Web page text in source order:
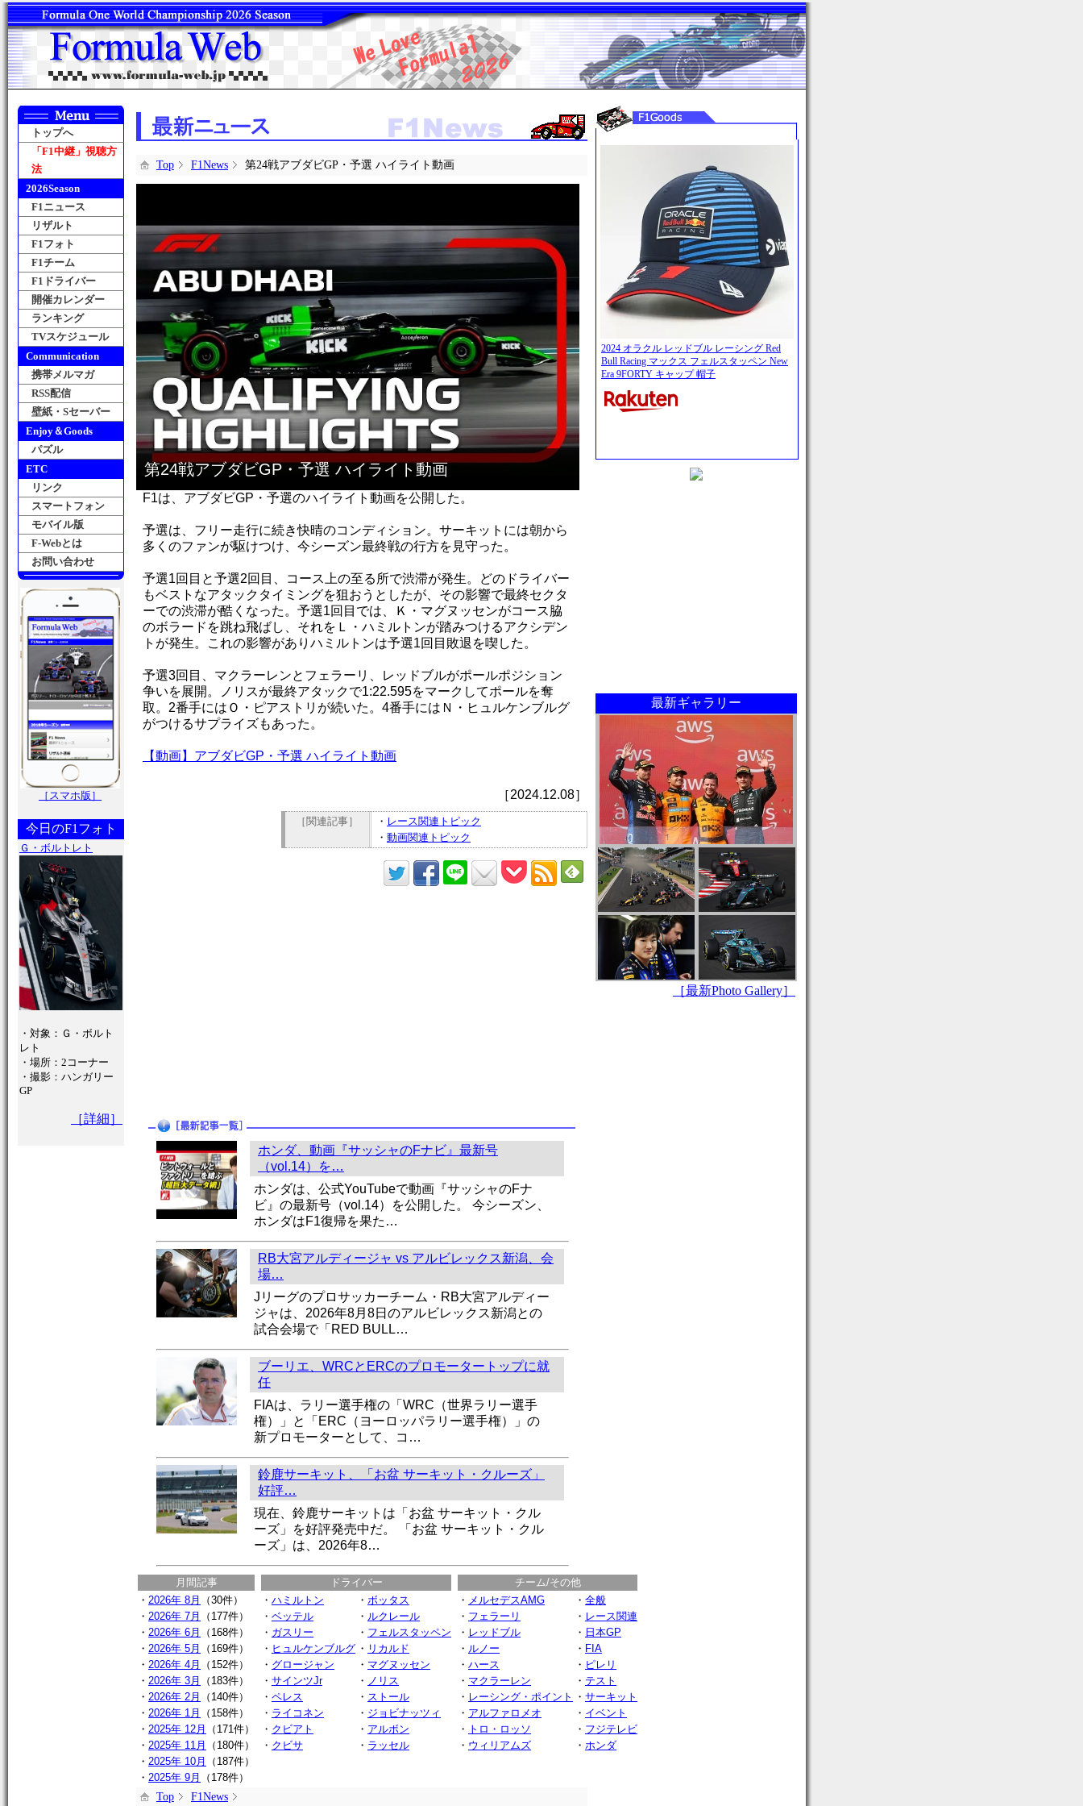
トップへ
「F1中継」視聴方
法
2026Season
F1ニュース
リザルト
F1フォト
F1チーム
F1ドライバー
開催カレンダー
ランキング
TVスケジュール
Communication
携帯メルマガ
RSS配信
壁紙・Sセーバー
Enjoy＆Goods
パズル
ETC
リンク
スマートフォン
モバイル版
F-Webとは
お問い合わせ
［スマホ版］
今日のF1フォト
Ｇ・ボルトレト
・対象：Ｇ・ボルト
レト
・場所：2コーナー
・撮影：ハンガリー
GP
［詳細］
Top F1News 第24戦アブダビGP・予選 ハイライト動画
第24戦アブダビGP・予選 ハイライト動画
F1は、アブダビGP・予選のハイライト動画を公開した。
予選は、フリー走行に続き快晴のコンディション。サーキットには朝から
多くのファンが駆けつけ、今シーズン最終戦の行方を見守った。
予選1回目と予選2回目、コース上の至る所で渋滞が発生。どのドライバー
もベストなアタックタイミングを狙おうとしたが、その影響で最終セクタ
ーでの渋滞が酷くなった。予選1回目では、Ｋ・マグヌッセンがコース脇
のボラードを跳ね飛ばし、それをＬ・ハミルトンが踏みつけるアクシデン
トが発生。これの影響がありハミルトンは予選1回目敗退を喫した。
予選3回目、マクラーレンとフェラーリ、レッドブルがポールポジション
争いを展開。ノリスが最終アタックで1:22.595をマークしてポールを奪
取。2番手にはＯ・ピアストリが続いた。4番手にはＮ・ヒュルケンブルグ
がつけるサプライズもあった。
【動画】アブダビGP・予選 ハイライト動画
［2024.12.08］
［関連記事］ ・ レース関連トピック
・ 動画関連トピック
ホンダ、動画『サッシャのFナビ』最新号
（vol.14）を…
ホンダは、公式YouTubeで動画『サッシャのFナ
ビ』の最新号（vol.14）を公開した。 今シーズン、
ホンダはF1復帰を果た…
RB大宮アルディージャ vs アルビレックス新潟、会
場…
Jリーグのプロサッカーチーム・RB大宮アルディー
ジャは、2026年8月8日のアルビレックス新潟との
試合会場で「RED BULL…
ブーリエ、WRCとERCのプロモータートップに就
任
FIAは、ラリー選手権の「WRC（世界ラリー選手
権）」と「ERC（ヨーロッパラリー選手権）」の
新プロモーターとして、コ…
鈴鹿サーキット、「お盆 サーキット・クルーズ」
好評…
現在、鈴鹿サーキットは「お盆 サーキット・クル
ーズ」を好評発売中だ。 「お盆 サーキット・クル
ーズ」は、2026年8…
月間記事 ドライバー
チーム/その他
・ 2026年 8月
（30件）
・ 2026年 7月
（177件）
・ 2026年 6月
（168件）
・ 2026年 5月
（169件）
・ 2026年 4月
（152件）
・ 2026年 3月
（183件）
・ 2026年 2月
（140件）
・ 2026年 1月
（158件）
・ 2025年 12月
（171件）
・ 2025年 11月
（180件）
・ 2025年 10月
（187件）
・ 2025年 9月 （178件）
・ ハミルトン
・ ベッテル
・ ガスリー
・ ヒュルケンブルグ
・ グロージャン
・ サインツJr
・ ペレス
・ ライコネン
・ クビアト
・ クビサ
・ ボッタス
・ ルクレール
・ フェルスタッペン
・ リカルド
・ マグヌッセン
・ ノリス
・ ストール
・ ジョビナッツィ
・ アルボン
・ ラッセル
・ メルセデスAMG
・ フェラーリ
・ レッドブル
・ ルノー
・ ハース
・ マクラーレン
・ レーシング・ポイント
・ アルファロメオ
・ トロ・ロッソ
・ ウィリアムズ
・ 全般
・ レース関連
・ 日本GP
・ FIA
・ ピレリ
・ テスト
・ サーキット
・ イベント
・ フジテレビ
・ ホンダ
Top F1News
2024 オラクル レッドブル レーシング Red
Bull Racing マックス フェルスタッペン New
Era 9FORTY キャップ 帽子
最新ギャラリー
［最新Photo Gallery］